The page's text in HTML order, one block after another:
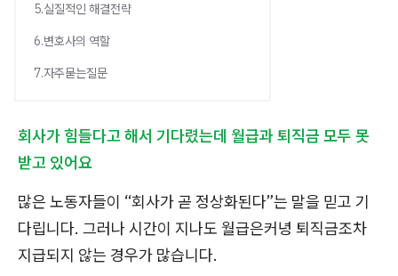
5.실질적인 해결전략
6.변호사의 역할
7.자주묻는질문
회사가 힘들다고 해서 기다렸는데 월급과 퇴직금 모두 못
받고 있어요
많은 노동자들이 “회사가 곧 정상화된다”는 말을 믿고 기
다립니다. 그러나 시간이 지나도 월급은커녕 퇴직금조차
지급되지 않는 경우가 많습니다.